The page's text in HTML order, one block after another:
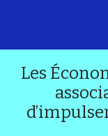
Les